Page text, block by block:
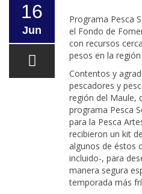
16
Jun
Programa Pesca
el Fondo de
con recursos
pesos en la región
Contentos y
pescadores y
región del Maule,
programa Pesca
para la Pesca
recibieron un kit
algunos de éstos
incluido-, para
manera segura
temporada más